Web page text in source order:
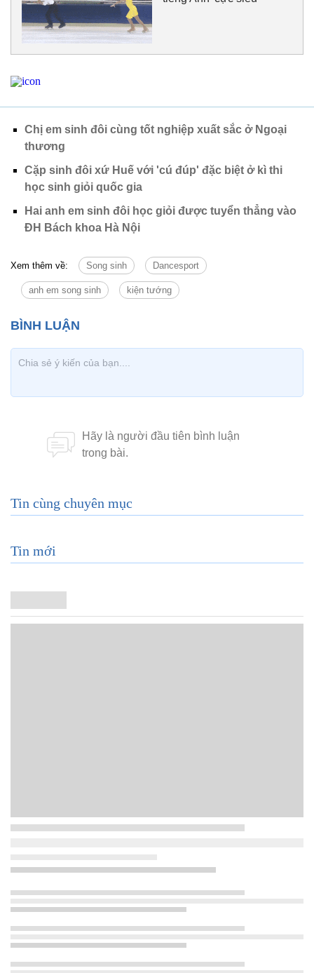
Chị em sinh đôi cùng tốt nghiệp xuất sắc ở Ngoại
thương
Cặp sinh đôi xứ Huế với 'cú đúp' đặc biệt ở kì thi
học sinh giỏi quốc gia
Hai anh em sinh đôi học giỏi được tuyển thẳng vào
ĐH Bách khoa Hà Nội
Xem thêm về: Song sinh Dancesport
anh em song sinh kiện tướng
Tin cùng chuyên mục
Tin mới